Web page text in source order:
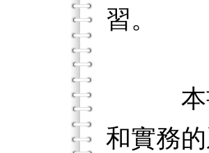
習。
本書
和實務